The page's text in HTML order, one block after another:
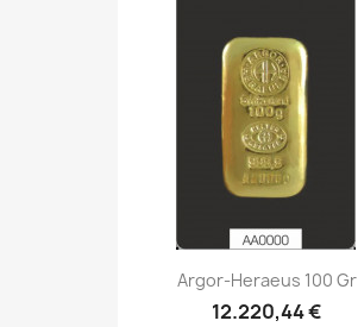
Argor-Heraeus 100 Gr
12.220,44 €